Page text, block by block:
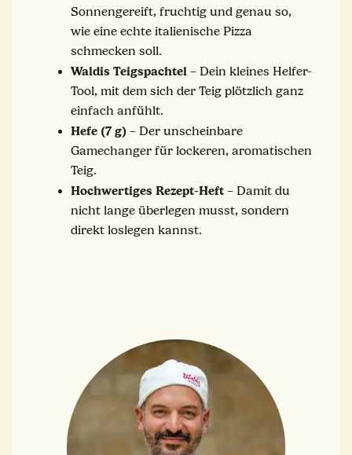
Sonnengereift, fruchtig und genau so,
wie eine echte italienische Pizza
schmecken soll.
Waldis Teigspachtel – Dein kleines Helfer-
Tool, mit dem sich der Teig plötzlich ganz
einfach anfühlt.
Hefe (7 g) – Der unscheinbare
Gamechanger für lockeren, aromatischen
Teig.
Hochwertiges Rezept-Heft – Damit du
nicht lange überlegen musst, sondern
direkt loslegen kannst.